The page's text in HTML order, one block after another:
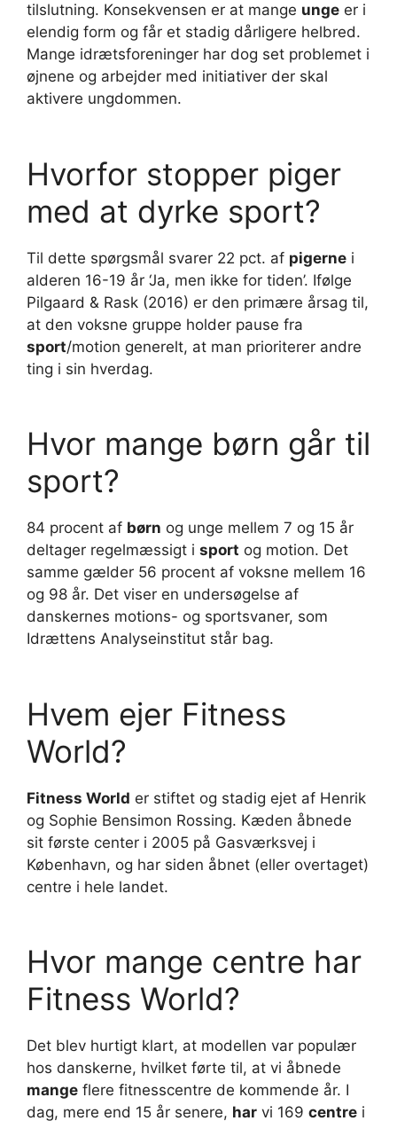
tilslutning. Konsekvensen er at mange unge er i
elendig form og får et stadig dårligere helbred.
Mange idrætsforeninger har dog set problemet i
øjnene og arbejder med initiativer der skal
aktivere ungdommen.
Hvorfor stopper piger
med at dyrke sport?
Til dette spørgsmål svarer 22 pct. af pigerne i
alderen 16-19 år ‘Ja, men ikke for tiden’. Ifølge
Pilgaard & Rask (2016) er den primære årsag til,
at den voksne gruppe holder pause fra
sport/motion generelt, at man prioriterer andre
ting i sin hverdag.
Hvor mange børn går til
sport?
84 procent af børn og unge mellem 7 og 15 år
deltager regelmæssigt i sport og motion. Det
samme gælder 56 procent af voksne mellem 16
og 98 år. Det viser en undersøgelse af
danskernes motions- og sportsvaner, som
Idrættens Analyseinstitut står bag.
Hvem ejer Fitness
World?
Fitness World er stiftet og stadig ejet af Henrik
og Sophie Bensimon Rossing. Kæden åbnede
sit første center i 2005 på Gasværksvej i
København, og har siden åbnet (eller overtaget)
centre i hele landet.
Hvor mange centre har
Fitness World?
Det blev hurtigt klart, at modellen var populær
hos danskerne, hvilket førte til, at vi åbnede
mange flere fitnesscentre de kommende år. I
dag, mere end 15 år senere, har vi 169 centre i